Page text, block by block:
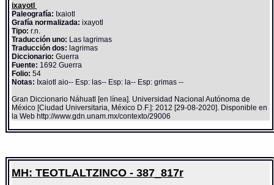
ixayotl
Paleografía: Ixaiotl
Grafía normalizada: ixayotl
Tipo: r.n.
Traducción uno: Las lagrimas
Traducción dos: lagrimas
Diccionario:Guerra
Fuente: 1692 Guerra
Folio: 54
Notas: Ixaiotl aio-- Esp: las-- Esp: la-- Esp: grimas --
Gran Diccionario Náhuatl [en línea]. Universidad Nacional Autónoma de
México [Ciudad Universitaria, México D.F.]: 2012 [29-08-2020]. Disponible en
la Web http://www.gdn.unam.mx/contexto/29006
MH: TEOTLALTZINCO - 387_817r